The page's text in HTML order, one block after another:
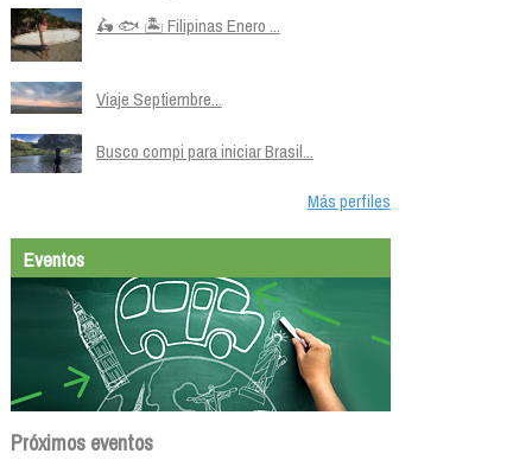
🛵 🐟 🏝️ Filipinas Enero ...
Viaje Septiembre...
Busco compi para iniciar Brasil...
Más perfiles
Eventos
Próximos eventos